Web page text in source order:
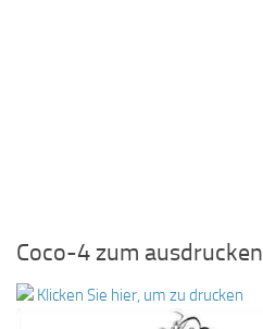
Coco-4 zum ausdrucken
Klicken Sie hier, um zu drucken